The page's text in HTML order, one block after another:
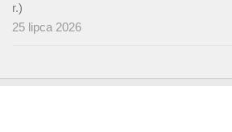
r.)
25 lipca 2026